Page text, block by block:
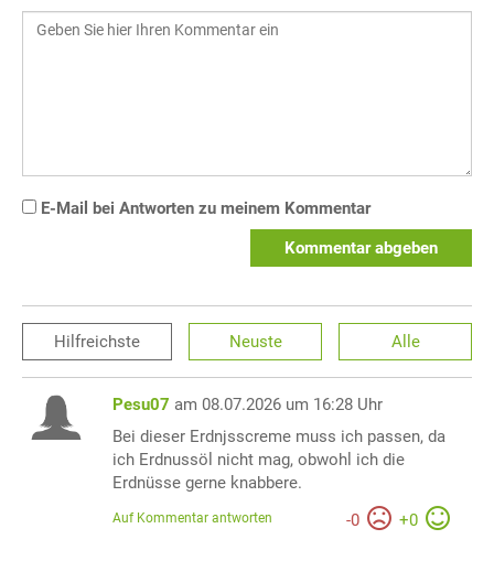
E-Mail bei Antworten zu meinem Kommentar
Kommentar abgeben
Hilfreichste Neuste Alle
Pesu07 am 08.07.2026 um 16:28 Uhr
Bei dieser Erdnjsscreme muss ich passen, da
ich Erdnussöl nicht mag, obwohl ich die
Erdnüsse gerne knabbere.
-0 +0
Auf Kommentar antworten